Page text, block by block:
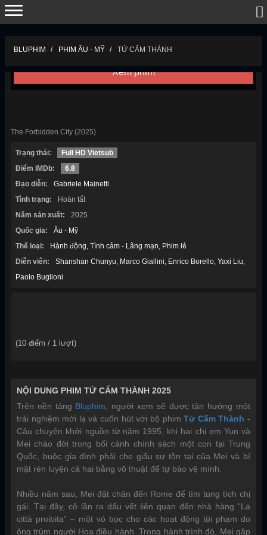
BLUPHIM PHIM ÂU - MỸ TỬ CẤM THÀNH
Xem phim
The Forbidden City (2025)
Trạng thái:
Full HD Vietsub
Điểm IMDb:
6.8
Đạo diễn:
Gabriele Mainetti
Tình trạng:
Hoàn tất
Năm sản xuất:
2025
Quốc gia:
Âu - Mỹ
Thể loại:
Hành động Tình cảm - Lãng mạn
Phim lẻ
Diễn viên:
Shanshan Chunyu Marco Giallini Enrico Borello Yaxi Liu
Paolo Buglioni
(10 điểm / 1 lượt)
NỘI DUNG PHIM TỬ CẤM THÀNH 2025
Trên nền tảng Bluphim , người xem sẽ được tận hưởng một
trải nghiệm mới lạ và cuốn hút với bộ phimTử Cấm Thành -
Câu chuyện khởi nguồn từ năm 1995, khi hai chị em Yun và
Mei chào đời trong bối cảnh chính sách một con tại Trung
Quốc, buộc gia đình phải che giấu sự tồn tại của Mei và bí
mật rèn luyện cả hai bằng võ thuật để tự bảo vệ mình.
Nhiều năm sau, Mei đặt chân đến Rome để tìm tung tích chị
gái. Tại đây, cô lần ra dấu vết liên quan đến nhà hàng “La
città proibita” – một vỏ bọc cho các hoạt động tội phạm do
ông trùm người Hoa điều hành. Trong hành trình đó, Mei gặp